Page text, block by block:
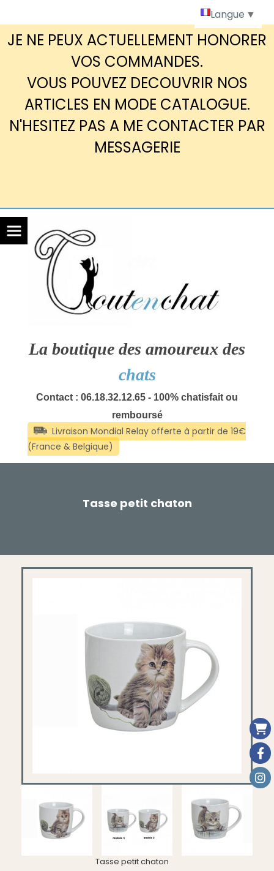
JE NE PEUX ACTUELLEMENT HONORER
VOS COMMANDES.
VOUS POUVEZ DECOUVRIR NOS
ARTICLES EN MODE CATALOGUE.
N'HESITEZ PAS A ME CONTACTER PAR
MESSAGERIE
La boutique des amoureux des
chats
Contact : 06.18.32.12.65 - 100% chatisfait ou
remboursé
Tasse petit chaton
Tasse petit chaton
Langue ▼